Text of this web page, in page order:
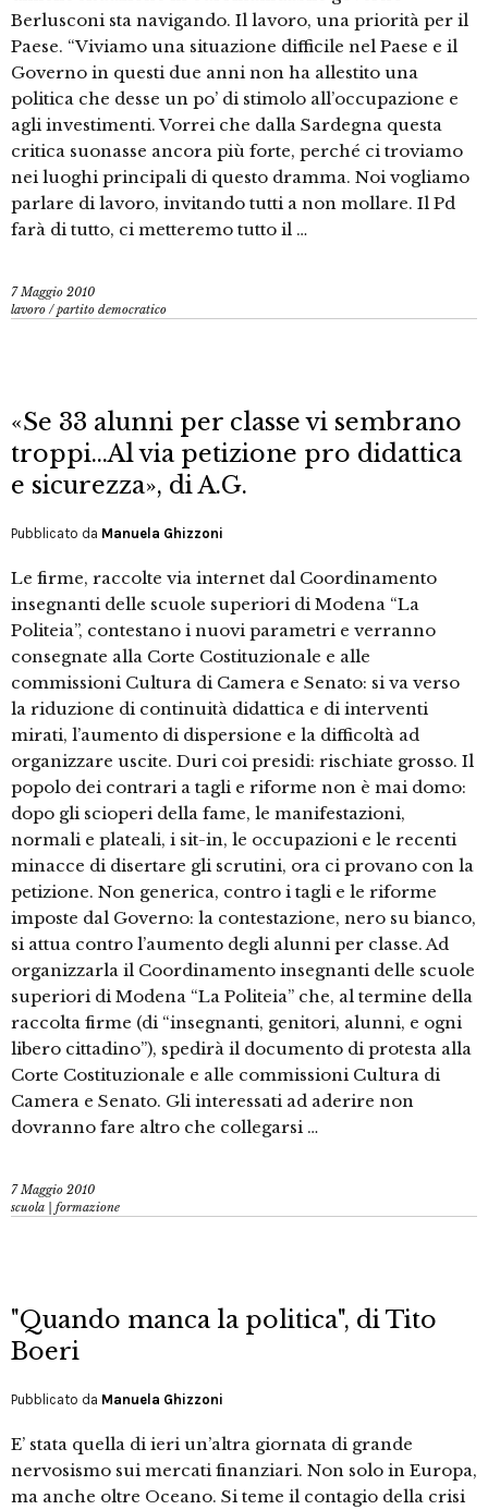
Berlusconi sta navigando. Il lavoro, una priorità per il
Paese. “Viviamo una situazione difficile nel Paese e il
Governo in questi due anni non ha allestito una
politica che desse un po’ di stimolo all’occupazione e
agli investimenti. Vorrei che dalla Sardegna questa
critica suonasse ancora più forte, perché ci troviamo
nei luoghi principali di questo dramma. Noi vogliamo
parlare di lavoro, invitando tutti a non mollare. Il Pd
farà di tutto, ci metteremo tutto il …
7 Maggio 2010
lavoro /partito democratico
«Se 33 alunni per classe vi sembrano
troppi…Al via petizione pro didattica
e sicurezza», di A.G.
Pubblicato da Manuela Ghizzoni
Le firme, raccolte via internet dal Coordinamento
insegnanti delle scuole superiori di Modena “La
Politeia”, contestano i nuovi parametri e verranno
consegnate alla Corte Costituzionale e alle
commissioni Cultura di Camera e Senato: si va verso
la riduzione di continuità didattica e di interventi
mirati, l’aumento di dispersione e la difficoltà ad
organizzare uscite. Duri coi presidi: rischiate grosso. Il
popolo dei contrari a tagli e riforme non è mai domo:
dopo gli scioperi della fame, le manifestazioni,
normali e plateali, i sit-in, le occupazioni e le recenti
minacce di disertare gli scrutini, ora ci provano con la
petizione. Non generica, contro i tagli e le riforme
imposte dal Governo: la contestazione, nero su bianco,
si attua contro l’aumento degli alunni per classe. Ad
organizzarla il Coordinamento insegnanti delle scuole
superiori di Modena “La Politeia” che, al termine della
raccolta firme (di “insegnanti, genitori, alunni, e ogni
libero cittadino”), spedirà il documento di protesta alla
Corte Costituzionale e alle commissioni Cultura di
Camera e Senato. Gli interessati ad aderire non
dovranno fare altro che collegarsi …
7 Maggio 2010
scuola | formazione
"Quando manca la politica", di Tito
Boeri
Pubblicato da Manuela Ghizzoni
E’ stata quella di ieri un’altra giornata di grande
nervosismo sui mercati finanziari. Non solo in Europa,
ma anche oltre Oceano. Si teme il contagio della crisi